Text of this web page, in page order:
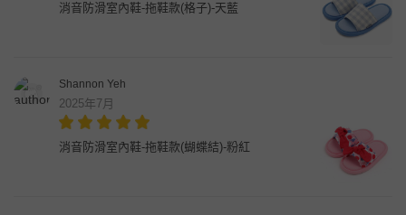
消音防滑室內鞋-拖鞋款(格子)-天藍
Shannon Yeh
2025年7月
消音防滑室內鞋-拖鞋款(蝴蝶結)-粉紅